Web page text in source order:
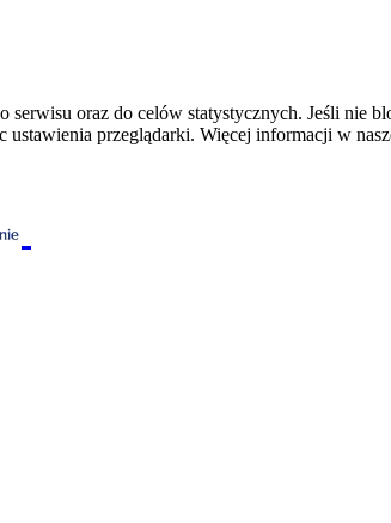
oraz do celów statystycznych. Jeśli nie
ustawienia przeglądarki. Więcej informacji w